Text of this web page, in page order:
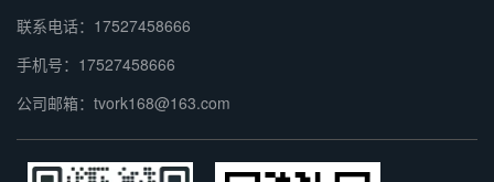
联系电话：17527458666
手机号：17527458666
公司邮箱：tvork168@163.com